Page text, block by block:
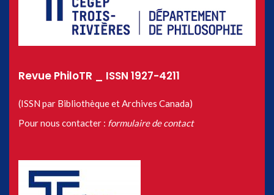
Revue PhiloTR _ ISSN 1927-4211
(ISSN par Bibliothèque et Archives Canada)
Pour nous contacter : formulaire de contact